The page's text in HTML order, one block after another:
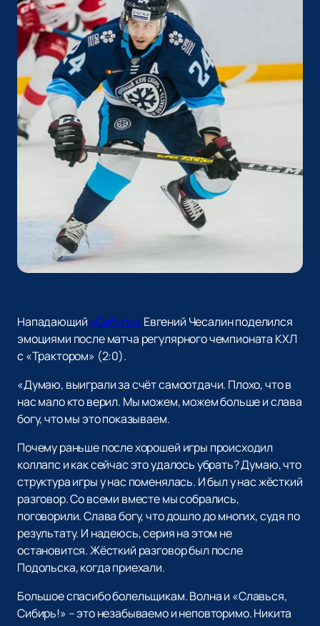
Нападающий«Сибири» Евгений Чесалин поделился
эмоциями после матча регулярного чемпионата КХЛ
с «Трактором» (2:0).
«Думаю, выиграли за счёт самоотдачи. Плохо, что в
нас мало кто верил. Мы можем, можем больше и слава
богу, что мы это показываем.
Почему раньше после хорошей игры происходил
коллапс и как сейчас это удалось убрать? Думаю, что
структура игры у нас поменялась. И был у нас жёсткий
разговор. Со всеми вместе мы собрались,
поговорили. Слава богу, что дошло до многих, судя по
результату. И надеюсь, серия на этом не
остановится. Жёсткий разговор был после
Подольска, когда приехали.
Большое спасибо болельщикам. Волна и «Славься,
Сибирь!» – это незабываемо и неповторимо. Никита